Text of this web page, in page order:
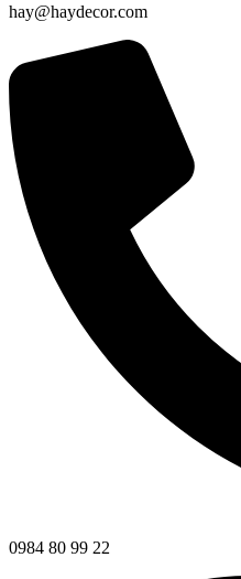
hay@haydecor.com
0984 80 99 22